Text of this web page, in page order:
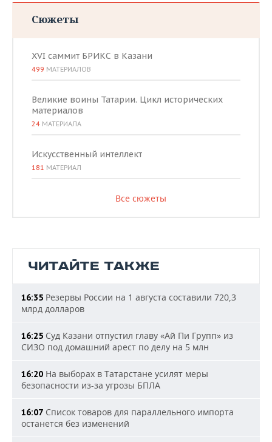
Сюжеты
XVI саммит БРИКС в Казани
499 МАТЕРИАЛОВ
Великие воины Татарии. Цикл исторических
материалов
24 МАТЕРИАЛА
Искусственный интеллект
181 МАТЕРИАЛ
Все сюжеты
ЧИТАЙТЕ ТАКЖЕ
16:35 Резервы России на 1 августа составили 720,3
млрд долларов
16:25 Суд Казани отпустил главу «Ай Пи Групп» из
СИЗО под домашний арест по делу на 5 млн
16:20 На выборах в Татарстане усилят меры
безопасности из-за угрозы БПЛА
16:07 Список товаров для параллельного импорта
останется без изменений